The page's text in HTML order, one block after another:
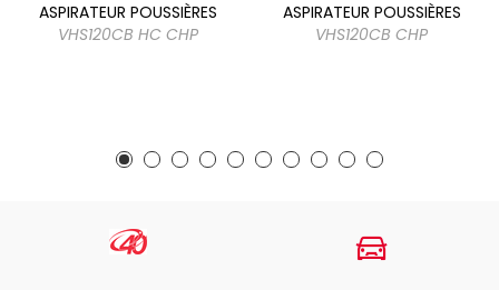
ASPIRATEUR POUSSIÈRES
VHS120CB HC CHP
ASPIRATEUR POUSSIÈRES
VHS120CB CHP